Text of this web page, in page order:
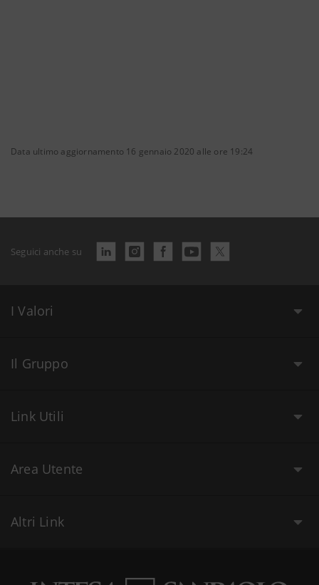
Data ultimo aggiornamento 16 gennaio 2020 alle ore 19:24
Seguici anche su
I Valori
Il Gruppo
Link Utili
Area Utente
Altri Link